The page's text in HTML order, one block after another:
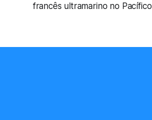
francês ultramarino no Pacífico